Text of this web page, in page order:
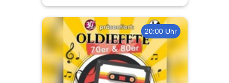
20:00 Uhr